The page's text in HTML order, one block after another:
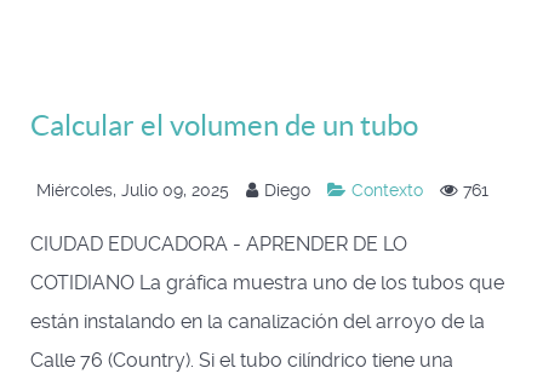
Calcular el volumen de un tubo
Miércoles, Julio 09, 2025 Diego Contexto 761
CIUDAD EDUCADORA - APRENDER DE LO
COTIDIANO La gráfica muestra uno de los tubos que
están instalando en la canalización del arroyo de la
Calle 76 (Country). Si el tubo cilíndrico tiene una